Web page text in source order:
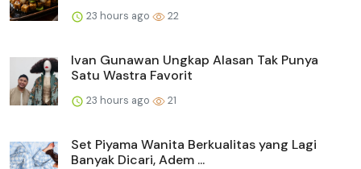
23 hours ago 22
Ivan Gunawan Ungkap Alasan Tak Punya
Satu Wastra Favorit
23 hours ago 21
Set Piyama Wanita Berkualitas yang Lagi
Banyak Dicari, Adem ...